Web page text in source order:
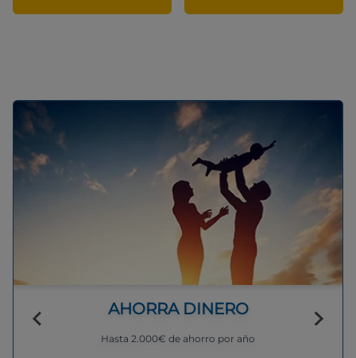
AHORRA DINERO
Hasta 2.000€ de ahorro por año